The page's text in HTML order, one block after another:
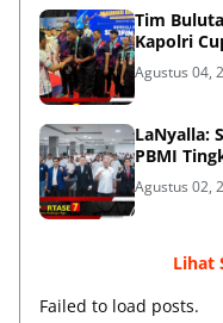
Tim
Kapolri
Agustus 04,
LaNyalla:
PBMI
Agustus 02,
Lihat
Failed to load posts.